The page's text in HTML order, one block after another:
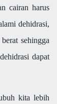
cairan harus
dehidrasi,
sehingga
dapat
kita lebih